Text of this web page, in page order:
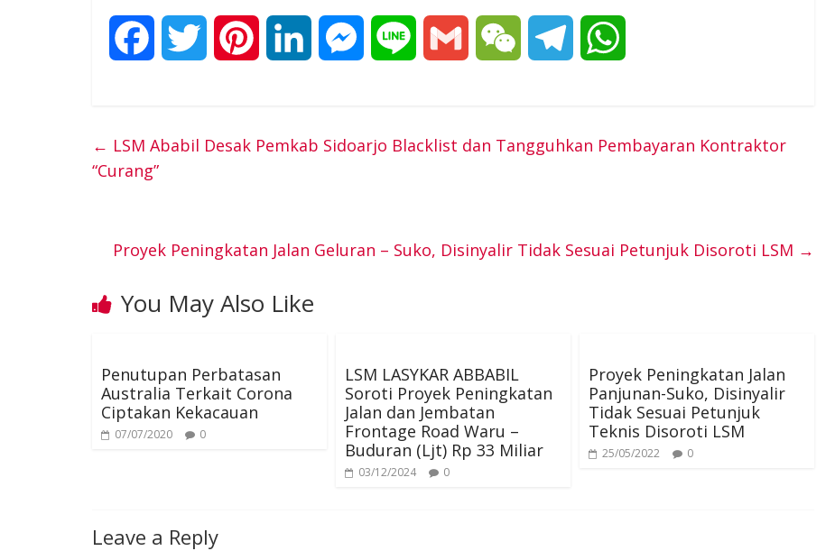
e
o r e
t
I
M
r
← LSM Ababil Desak Pemkab Sidoarjo Blacklist dan Tangguhkan Pembayaran Kontraktor
“Curang”
Proyek Peningkatan Jalan Geluran – Suko, Disinyalir Tidak Sesuai Petunjuk Disoroti LSM →
You May Also Like
Penutupan Perbatasan
Australia Terkait Corona
Ciptakan Kekacauan
07/07/2020 0
LSM LASYKAR ABBABIL
Soroti Proyek Peningkatan
Jalan dan Jembatan
Frontage Road Waru –
Buduran (Ljt) Rp 33 Miliar
03/12/2024 0
Proyek Peningkatan Jalan
Panjunan-Suko, Disinyalir
Tidak Sesuai Petunjuk
Teknis Disoroti LSM
25/05/2022 0
Leave a Reply